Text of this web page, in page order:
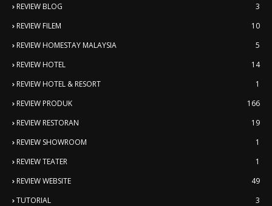
REVIEW BLOG
3
REVIEW FILEM
10
REVIEW HOMESTAY MALAYSIA
5
REVIEW HOTEL
14
REVIEW HOTEL & RESORT
1
REVIEW PRODUK
166
REVIEW RESTORAN
19
REVIEW SHOWROOM
1
REVIEW TEATER
1
REVIEW WEBSITE
49
TUTORIAL
3